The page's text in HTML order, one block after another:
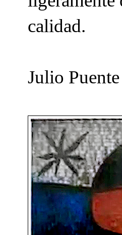
calidad.
Julio Puente